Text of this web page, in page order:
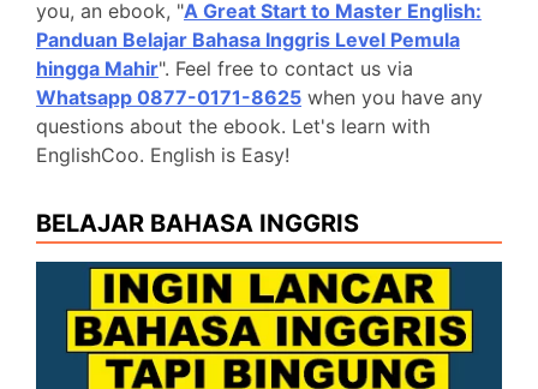
you, an ebook, "A Great Start to Master English:
Panduan Belajar Bahasa Inggris Level Pemula
hingga Mahir". Feel free to contact us via
Whatsapp 0877-0171-8625 when you have any
questions about the ebook. Let's learn with
EnglishCoo. English is Easy!
BELAJAR BAHASA INGGRIS